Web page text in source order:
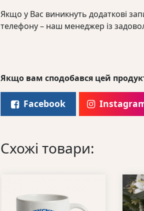
Якщо у Вас виникнуть додаткові
телефону – наш менеджер із
Якщо вам сподобався цей
Facebook
Схожі товари: